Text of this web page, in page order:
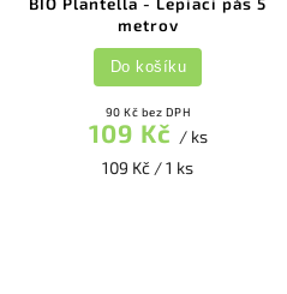
metrov
90 Kč bez DPH
109 Kč / ks
109 Kč / 1 ks
Do košíku